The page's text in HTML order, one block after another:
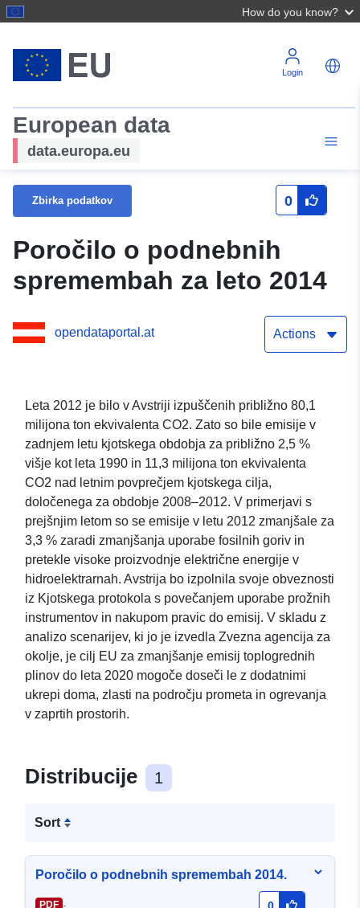
How do you know?
Login
European data
data.europa.eu
Zbirka podatkov 0
Poročilo o podnebnih
spremembah za leto 2014
opendataportal.at Actions
Leta 2012 je bilo v Avstriji izpuščenih približno 80,1
milijona ton ekvivalenta CO2. Zato so bile emisije v
zadnjem letu kjotskega obdobja za približno 2,5 %
višje kot leta 1990 in 11,3 milijona ton ekvivalenta
CO2 nad letnim povprečjem kjotskega cilja,
določenega za obdobje 2008–2012. V primerjavi s
prejšnjim letom so se emisije v letu 2012 zmanjšale za
3,3 % zaradi zmanjšanja uporabe fosilnih goriv in
pretekle visoke proizvodnje električne energije v
hidroelektrarnah. Avstrija bo izpolnila svoje obveznosti
iz Kjotskega protokola s povečanjem uporabe prožnih
instrumentov in nakupom pravic do emisij. V skladu z
analizo scenarijev, ki jo je izvedla Zvezna agencija za
okolje, je cilj EU za zmanjšanje emisij toplogrednih
plinov do leta 2020 mogoče doseči le z dodatnimi
ukrepi doma, zlasti na področju prometa in ogrevanja
v zaprtih prostorih.
Distribucije 1
Sort
Poročilo o podnebnih spremembah 2014.
PDF -